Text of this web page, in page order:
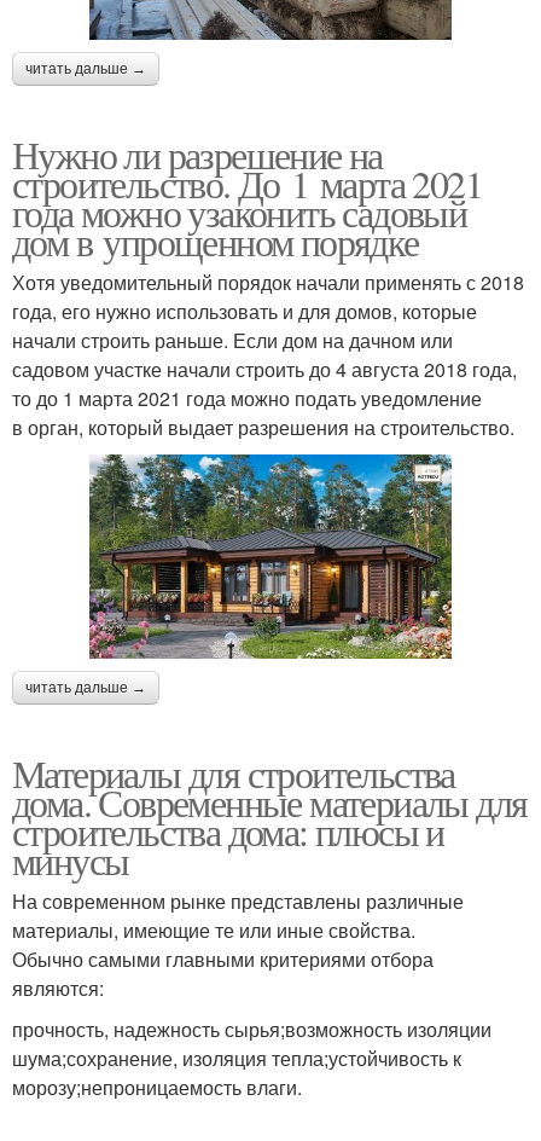
читать дальше →
Нужно ли разрешение на
строительство. До 1 марта 2021
года можно узаконить садовый
дом в упрощенном порядке
Хотя уведомительный порядок начали применять с 2018
года, его нужно использовать и для домов, которые
начали строить раньше. Если дом на дачном или
садовом участке начали строить до 4 августа 2018 года,
то до 1 марта 2021 года можно подать уведомление
в орган, который выдает разрешения на строительство.
читать дальше →
Материалы для строительства
дома. Современные материалы для
строительства дома: плюсы и
минусы
На современном рынке представлены различные
материалы, имеющие те или иные свойства.
Обычно самыми главными критериями отбора
являются:
прочность, надежность сырья;возможность изоляции
шума;сохранение, изоляция тепла;устойчивость к
морозу;непроницаемость влаги.